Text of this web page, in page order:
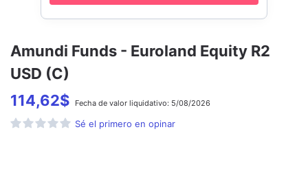
Amundi Funds - Euroland Equity R2
USD (C)
114,62$ Fecha de valor liquidativo: 5/08/2026
Sé el primero en opinar